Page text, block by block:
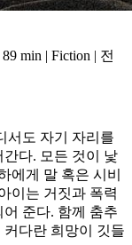
min | Fiction | 전
서도 자기 자리를
다. 모든 것이 낯
에게 말 혹은 시비
이는 거짓과 폭력
준다. 함께 춤추
다란 희망이 깃들